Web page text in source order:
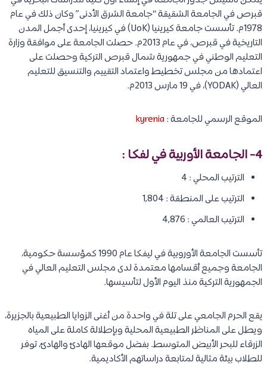
قبرص في الجامعة الشقيقة “جامعة الشرق الأدنى” وكان ذلك في عام
1978م. تأسست جامعة كيرينيا (UoK) في كيرينيا، إحدى أجمل المدن
التاريخية في قبرص، في عام 2013م. حصلت الجامعة على موافقة وزارة
التعليم الوطني في جمهورية شمال قبرص التركية وحصلت على
اعتمادها من مجلس تخطيط واعتماد التقييم والتنسيق للتعليم
العالي (YODAK)، في 19 مارس 2013م.
الموقع الرسمي للجامعة :kyrenia
4- الجامعة الأوربية في لفكا :
الترتيب المحلي : 4
الترتيب على المنطقة : 1,804
الترتيب العالمي : 4,876
تأسست الجامعة الأوروبية في ليفكا عام 1990 كمؤسسة حكومية،
الجامعة وجميع أقسامها معتمدة لدى مجلس التعليم العالي في
الجمهورية التركية منذ اليوم الأول لتأسيسها.
يقع الحرم الجامعي على تلة في واحدة من أغنى الزوايا الطبيعية بالجزيرة،
ويطل على المناظر الطبيعية المحلية وبإطلالة كاملة على المياه
الزرقاء للبحر الأبيض المتوسط. بفضل موقعها الهادئ والهادئ، توفر
للطلاب بيئة مثالية لمتابعة دراساتهم الأكاديمية.